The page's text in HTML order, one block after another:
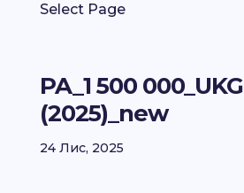
Select Page
PA_1 500 000_UKG
(2025)_new
24 Лис, 2025